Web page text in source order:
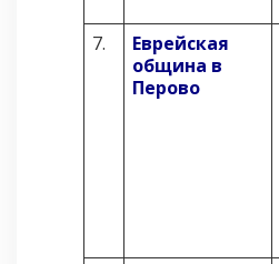
7.
Еврейская
община в
Перово